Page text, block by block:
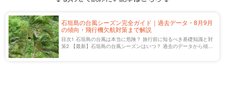
石垣島の台風シーズン完全ガイド｜過去データ・8月9月
の傾向・飛行機欠航対策まで解説
目次1 石垣島の台風は本当に危険？ 旅行前に知るべき基礎知識と対
策2 【最新】石垣島の台風シーズンはいつ？ 過去のデータから傾向